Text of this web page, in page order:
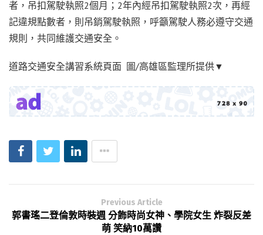
者，吊扣駕駛執照2個月；2年內經吊扣駕駛執照2次，再經
記違規點數者，則吊銷駕駛執照，呼籲駕駛人務必遵守交通
規則，共同維護交通安全。
道路交通安全講習系統頁面 圖/高雄區監理所提供▼
Previous Article
郭書瑤二登倫敦時裝週 分飾時尚女神、學院女生 炸裂反差
萌 笑納10萬讚